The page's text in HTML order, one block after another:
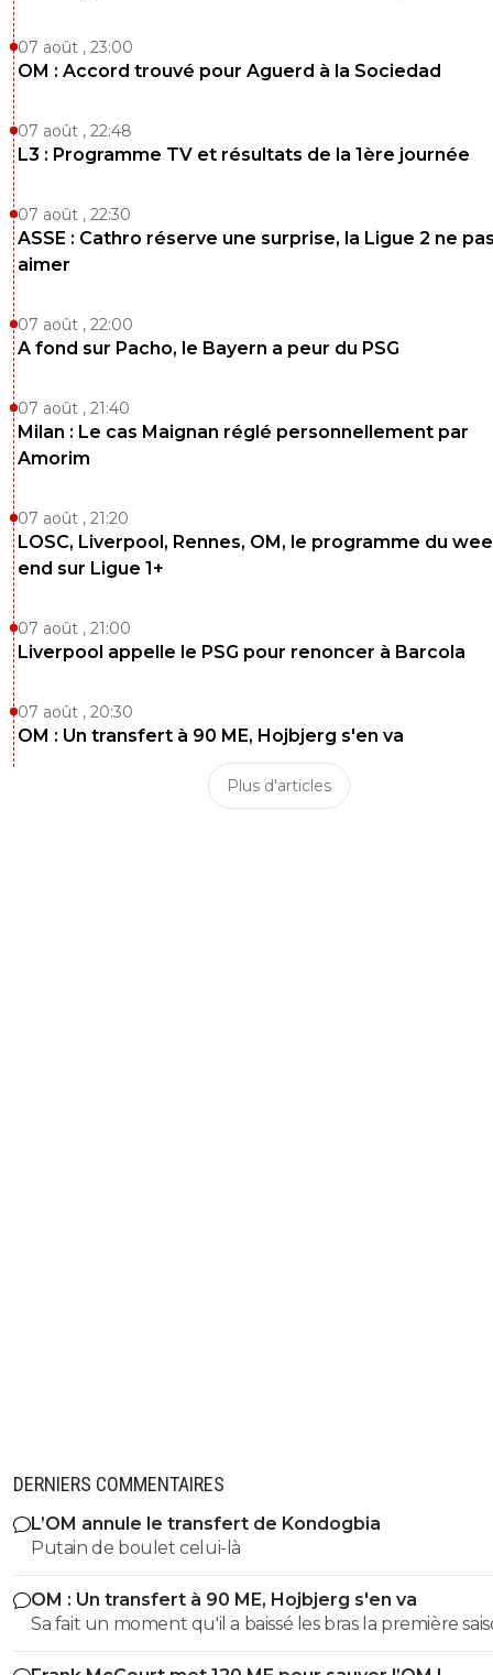
07 août , 23:00
OM : Accord trouvé pour Aguerd à la Sociedad
07 août , 22:48
L3 : Programme TV et résultats de la 1ère journée
07 août , 22:30
ASSE : Cathro réserve une surprise, la Ligue 2 ne
aimer
07 août , 22:00
A fond sur Pacho, le Bayern a peur du PSG
07 août , 21:40
Milan : Le cas Maignan réglé personnellement par
Amorim
07 août , 21:20
LOSC, Liverpool, Rennes, OM, le programme du
end sur Ligue 1+
07 août , 21:00
Liverpool appelle le PSG pour renoncer à Barcola
07 août , 20:30
OM : Un transfert à 90 ME, Hojbjerg s'en va
Plus d'articles
DERNIERS COMMENTAIRES
L’OM annule le transfert de Kondogbia
Putain de boulet celui-là
OM : Un transfert à 90 ME, Hojbjerg s'en va
Sa fait un moment qu'il a baissé les bras la première
etait top mais depuis quelques match etait en dessus.